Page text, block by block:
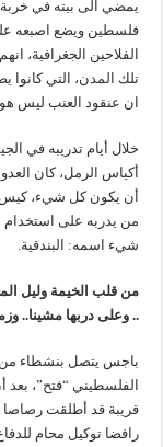
يمضي الى بيته في
فلسطين ويضع اصبعه
الفلاحين الجغرافية،
تلك المدن، التي كانوا
ان عنقود العنب ليس
خلال أيام تدريبه في
أكياس الرمل، كان
أن يكون كل شيء، كيس
من يدربه على استخدام
شيء اسمه: البندقية.
من قلب الخيمة وليل
.. وعلى دربها مشينا..
باجس يتصل بنشطاء من
الفلسطيني “فتح”،
قريبة قد أطلقت رصاصا
رافضا توكيل محام